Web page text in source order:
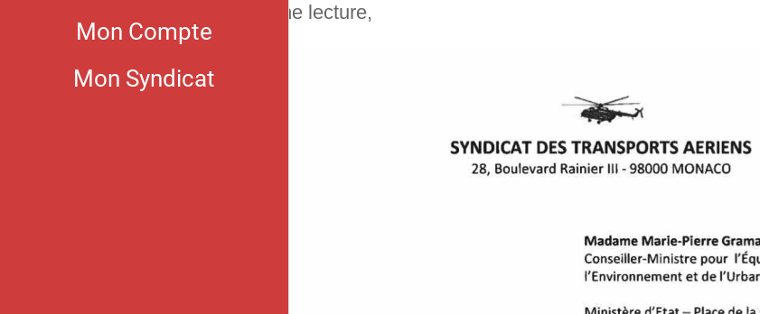
Mon Compte
Mon Syndicat
Bonne lecture,